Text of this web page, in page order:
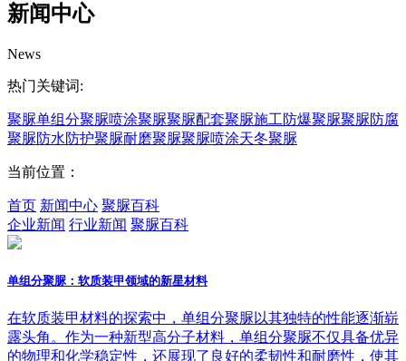
新闻中心
News
热门关键词:
聚脲单组分聚脲喷涂聚脲聚脲配套聚脲施工防爆聚脲聚脲防腐
聚脲防水防护聚脲耐磨聚脲聚脲喷涂天冬聚脲
当前位置：
首页 新闻中心 聚脲百科
企业新闻 行业新闻 聚脲百科
单组分聚脲：软质装甲领域的新星材料
在软质装甲材料的探索中，单组分聚脲以其独特的性能逐渐崭
露头角。作为一种新型高分子材料，单组分聚脲不仅具备优异
的物理和化学稳定性，还展现了良好的柔韧性和耐磨性，使其